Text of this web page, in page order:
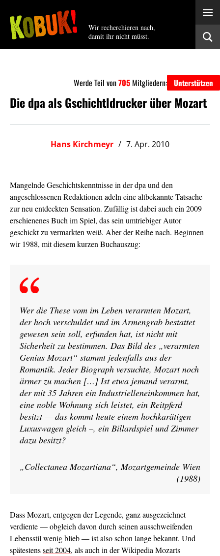
Wir recherchieren nach,
damit ihr nicht müsst.
Werde Teil von705 Mitgliedern: Unterstützen
Die dpa als Gschichtldrucker über Mozart
Hans Kirchmeyr 7. Apr. 2010
Mangelnde Geschichtskenntnisse in der dpa und den
angeschlossenen Redaktionen adeln eine altbekannte Tatsache
zur neu entdeckten Sensation. Zufällig ist dabei auch ein 2009
erschienenes Buch im Spiel, das sein umtriebiger Autor
geschickt zu vermarkten weiß. Aber der Reihe nach. Beginnen
wir 1988, mit diesem kurzen Buchauszug:
Wer die These vom im Leben verarmten Mozart,
der hoch verschuldet und im Armengrab bestattet
gewesen sein soll, erfunden hat, ist nicht mit
Sicherheit zu bestimmen. Das Bild des „verarmten
Genius Mozart“ stammt jedenfalls aus der
Romantik. Jeder Biograph versuchte, Mozart noch
ärmer zu machen […] Ist etwa jemand verarmt,
der mit 35 Jahren ein Industrielleneinkommen hat,
eine noble Wohnung sich leistet, ein Reitpferd
besitzt — das kommt heute einem hochkarätigen
Luxuswagen gleich –, ein Billardspiel und Zimmer
dazu besitzt?
„Collectanea Mozartiana“, Mozartgemeinde Wien
(1988)
Dass Mozart, entgegen der Legende, ganz ausgezeichnet
verdiente — obgleich davon durch seinen ausschweifenden
Lebensstil wenig blieb — ist also schon lange bekannt. Und
spätestensseit 2004, als auch in der Wikipedia Mozarts